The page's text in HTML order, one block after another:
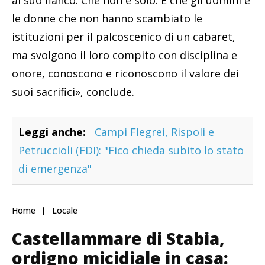
le donne che non hanno scambiato le
istituzioni per il palcoscenico di un cabaret,
ma svolgono il loro compito con disciplina e
onore, conoscono e riconoscono il valore dei
suoi sacrifici», conclude.
Leggi anche:
Campi Flegrei, Rispoli e
Petruccioli (FDI): "Fico chieda subito lo stato
di emergenza"
Home Locale
Castellammare di Stabia,
ordigno micidiale in casa: